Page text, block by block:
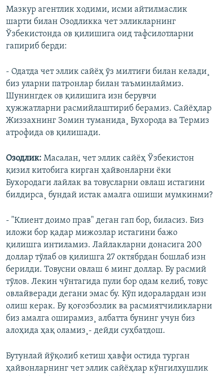
Мазкур агентлик ходими, исми айтилмаслик
шарти билан Озодликка чет элликларнинг
Ўзбекистонда ов қилишига оид тафсилотларни
гапириб берди:
- Одатда чет эллик сайëҳ ўз милтиғи билан келади¸
биз уларни патронлар билан таъминлаймиз.
Шунингдек ов қилишига изн берувчи
ҳужжатларни расмийлаштириб берамиз. Сайëҳлар
Жиззахнинг Зомин туманида¸ Бухорода ва Термиз
атрофида ов қилишади.
Озодлик: Масалан, чет эллик сайëҳ Ўзбекистон
қизил китобига кирган ҳайвонларни ëки
Бухородаги лайлак ва товусларни овлаш истагини
билдирса¸ бундай истак амалга ошиши мумкинми?
- "Клиент доимо прав" деган гап бор, биласиз. Биз
иложи бор қадар мижозлар истагини бажо
қилишга интиламиз. Лайлакларни донасига 200
доллар тўлаб ов қилишга 27 октябрдан бошлаб изн
берилди. Товусни овлаш 6 минг доллар. Бу расмий
тўлов. Лекин чўнтагида пули бор одам келиб, товус
овлайверади дегани эмас бу. Кўп идоралардан изн
олиш керак. Бу қоғозбозлик ва расмиятчиликларни
биз амалга оширамиз¸ албатта бунинг учун биз
алоҳида ҳақ оламиз¸- дейди суҳбатдош.
Бутунлай йўқолиб кетиш ҳавфи остида турган
ҳайвонларнинг чет эллик сайëҳлар кўнгилхушлик